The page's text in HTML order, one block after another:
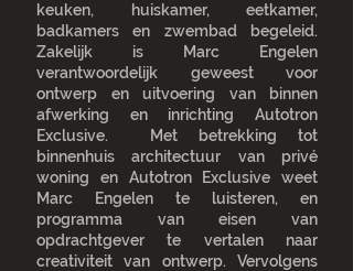
keuken, huiskamer, eetkamer,
badkamers en zwembad begeleid.
Zakelijk is Marc Engelen
verantwoordelijk geweest voor
ontwerp en uitvoering van binnen
afwerking en inrichting Autotron
Exclusive.
Met betrekking tot
binnenhuis architectuur van privé
woning en Autotron Exclusive weet
Marc Engelen te luisteren, en
programma van eisen van
opdrachtgever te vertalen naar
creativiteit van ontwerp. Vervolgens